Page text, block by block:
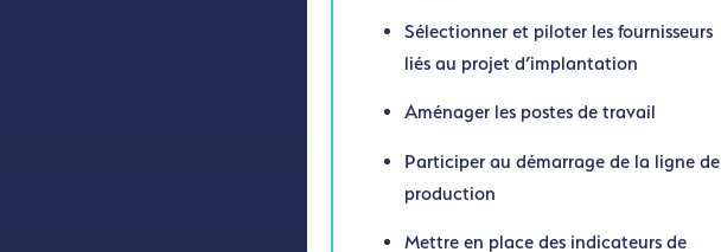
Sélectionner et piloter les fournisseurs
liés au projet d’implantation
Aménager les postes de travail
Participer au démarrage de la ligne de
production
Mettre en place des indicateurs de